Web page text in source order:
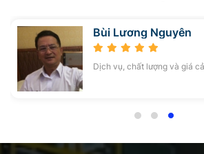
Đỗ Văn Tính
Chúng tôi đã là đối tác hơn